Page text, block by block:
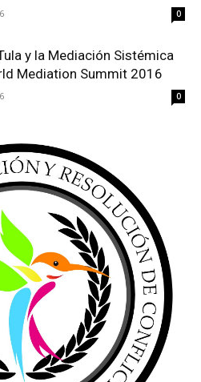
0
y la Mediación Sistémica
Mediation Summit 2016
0